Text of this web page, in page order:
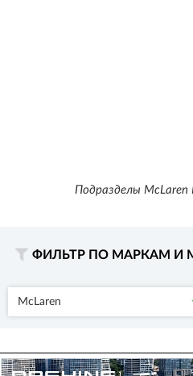
Подразделы McLaren
ФИЛЬТР ПО МАРКАМ И
McLaren